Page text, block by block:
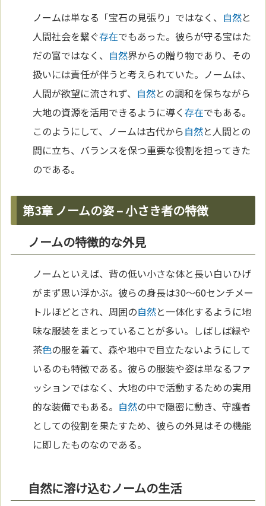
ノームは単なる「宝石の見張り」ではなく、 自然と
人間社会を繋ぐ存在でもあった。彼らが守る宝はた
だの富ではなく、 自然界からの贈り物であり、その
扱いには責任が伴うと考えられていた。ノームは、
人間が欲望に流されず、 自然との調和を保ちながら
大地の資源を活用できるように導く存在でもある。
このようにして、ノームは古代から自然と人間との
間に立ち、バランスを保つ重要な役割を担ってきた
のである。
第3章 ノームの姿 – 小さき者の特徴
ノームの特徴的な外見
ノームといえば、背の低い小さな体と長い白いひげ
がまず思い浮かぶ。彼らの身長は30～60センチメー
トルほどとされ、周囲の自然と一体化するように地
味な服装をまとっていることが多い。しばしば緑や
茶色の服を着て、森や地中で目立たないようにして
いるのも特徴である。彼らの服装や姿は単なるファ
ッションではなく、大地の中で活動するための実用
的な装備でもある。 自然の中で隠密に動き、守護者
としての役割を果たすため、彼らの外見はその機能
に即したものなのである。
自然に溶け込むノームの生活